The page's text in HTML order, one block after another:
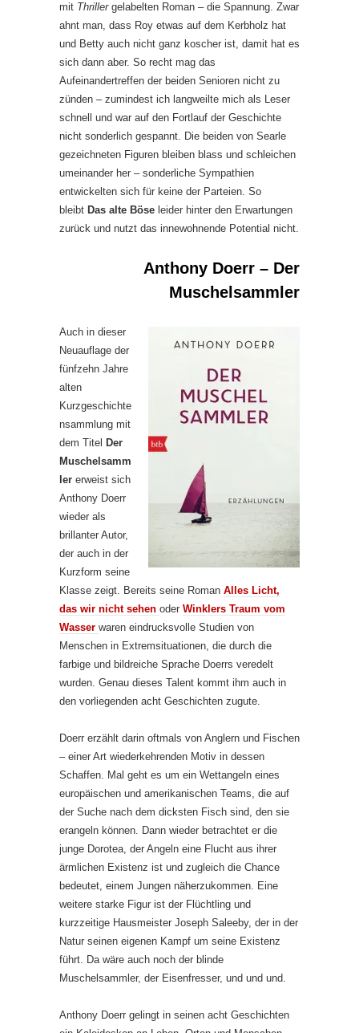
mit Thriller gelabelten Roman – die Spannung. Zwar
ahnt man, dass Roy etwas auf dem Kerbholz hat
und Betty auch nicht ganz koscher ist, damit hat es
sich dann aber. So recht mag das
Aufeinandertreffen der beiden Senioren nicht zu
zünden – zumindest ich langweilte mich als Leser
schnell und war auf den Fortlauf der Geschichte
nicht sonderlich gespannt. Die beiden von Searle
gezeichneten Figuren bleiben blass und schleichen
umeinander her – sonderliche Sympathien
entwickelten sich für keine der Parteien. So
bleibt Das alte Böse leider hinter den Erwartungen
zurück und nutzt das innewohnende Potential nicht.
Anthony Doerr – Der
Muschelsammler
Auch in dieser
Neuauflage der
fünfzehn Jahre
alten
Kurzgeschichte
nsammlung mit
dem Titel Der
Muschelsamm
ler erweist sich
Anthony Doerr
wieder als
brillanter Autor,
der auch in der
Kurzform seine
Klasse zeigt. Bereits seine Roman Alles Licht,
das wir nicht sehen oder Winklers Traum vom
Wasser waren eindrucksvolle Studien von
Menschen in Extremsituationen, die durch die
farbige und bildreiche Sprache Doerrs veredelt
wurden. Genau dieses Talent kommt ihm auch in
den vorliegenden acht Geschichten zugute.
Doerr erzählt darin oftmals von Anglern und Fischen
– einer Art wiederkehrenden Motiv in dessen
Schaffen. Mal geht es um ein Wettangeln eines
europäischen und amerikanischen Teams, die auf
der Suche nach dem dicksten Fisch sind, den sie
erangeln können. Dann wieder betrachtet er die
junge Dorotea, der Angeln eine Flucht aus ihrer
ärmlichen Existenz ist und zugleich die Chance
bedeutet, einem Jungen näherzukommen. Eine
weitere starke Figur ist der Flüchtling und
kurzzeitige Hausmeister Joseph Saleeby, der in der
Natur seinen eigenen Kampf um seine Existenz
führt. Da wäre auch noch der blinde
Muschelsammler, der Eisenfresser, und und und.
Anthony Doerr gelingt in seinen acht Geschichten